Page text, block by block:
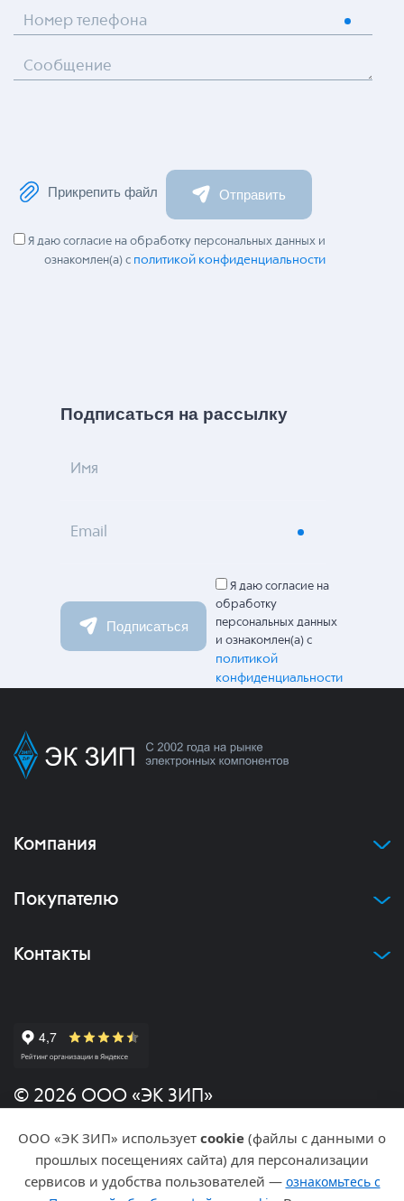
Номер телефона
Сообщение
Прикрепить файл Отправить
Я даю согласие на обработку персональных данных и
ознакомлен(а) с политикой конфиденциальности
Подписаться на рассылку
Имя
Email
Подписаться
Я даю согласие на
обработку
персональных данных
и ознакомлен(а) с
политикой
конфиденциальности
Компания
Покупателю
Контакты
© 2026 ООО «ЭК ЗИП»
Политика конфиденциальности
Разработка и продвижение
ООО «ЭК ЗИП» использует cookie (файлы с данными о
прошлых посещениях сайта) для персонализации
сервисов и удобства пользователей — ознакомьтесь с